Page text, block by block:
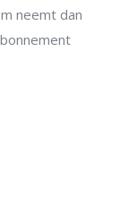
neemt dan